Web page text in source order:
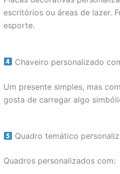
escritórios ou áreas de lazer.
esporte.
Chaveiro personalizado
Um presente simples, mas
gosta de carregar algo
Quadro temático
Quadros personalizados com: